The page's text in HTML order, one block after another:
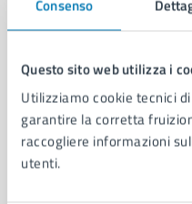
Consenso
Questo sito web utilizza i
Utilizziamo cookie tecnici
garantire la corretta
raccogliere informazioni
utenti.
Area Consiglio Comunale
Comunale
Servizio
Web